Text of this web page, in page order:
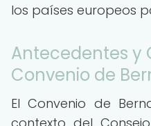
los países europeos
Antecedentes y
Convenio de
El Convenio de